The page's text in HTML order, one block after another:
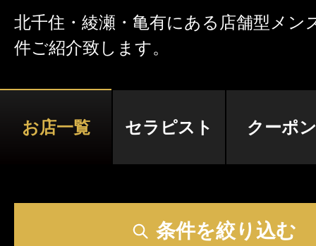
ログイン
夏の特集イベント開催中！
激アツなお店を多数掲載！
お店を探す
北千住・綾瀬・亀有にある店舗型メン
件ご紹介致します。
お店一覧 セラピスト クーポ
条件を絞り込む